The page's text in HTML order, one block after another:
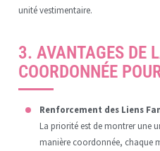
unité vestimentaire.
3. AVANTAGES DE
COORDONNÉE
Renforcement des Liens
La priorité est de montrer une
manière coordonnée, chaque